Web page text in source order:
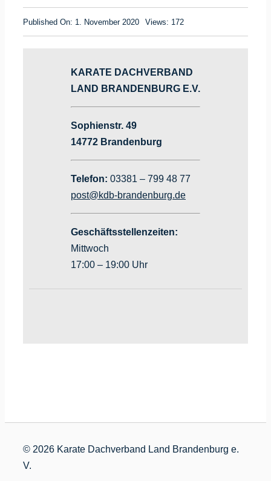
Published On: 1. November 2020 Views: 172
KARATE DACHVERBAND
LAND BRANDENBURG E.V.
Sophienstr. 49
14772 Brandenburg
Telefon: 03381 – 799 48 77
post@kdb-brandenburg.de
Geschäftsstellenzeiten:
Mittwoch
17:00 – 19:00 Uhr
© 2026 Karate Dachverband Land Brandenburg e.
V.